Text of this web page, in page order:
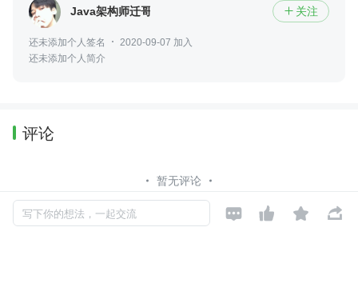
Java架构师迁哥  关注
还未添加个人签名
2020-09-07 加入
还未添加个人简介
评论
暂无评论
写下你的想法，一起交流    